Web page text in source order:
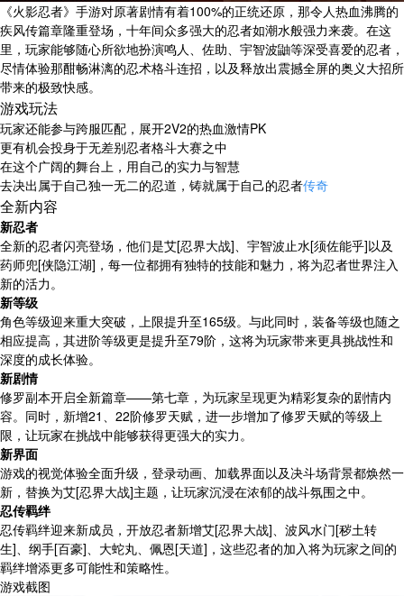
《火影忍者》手游对原著剧情有着100%的正统还原，那令人热血沸腾的
疾风传篇章隆重登场，十年间众多强大的忍者如潮水般强力来袭。在这
里，玩家能够随心所欲地扮演鸣人、佐助、宇智波鼬等深受喜爱的忍者，
尽情体验那酣畅淋漓的忍术格斗连招，以及释放出震撼全屏的奥义大招所
带来的极致快感。
游戏玩法
玩家还能参与跨服匹配，展开2V2的热血激情PK
更有机会投身于无差别忍者格斗大赛之中
在这个广阔的舞台上，用自己的实力与智慧
去决出属于自己独一无二的忍道，铸就属于自己的忍者传奇
全新内容
新忍者
全新的忍者闪亮登场，他们是艾[忍界大战]、宇智波止水[须佐能乎]以及
药师兜[侠隐江湖]，每一位都拥有独特的技能和魅力，将为忍者世界注入
新的活力。
新等级
角色等级迎来重大突破，上限提升至165级。与此同时，装备等级也随之
相应提高，其进阶等级更是提升至79阶，这将为玩家带来更具挑战性和
深度的成长体验。
新剧情
修罗副本开启全新篇章——第七章，为玩家呈现更为精彩复杂的剧情内
容。同时，新增21、22阶修罗天赋，进一步增加了修罗天赋的等级上
限，让玩家在挑战中能够获得更强大的实力。
新界面
游戏的视觉体验全面升级，登录动画、加载界面以及决斗场背景都焕然一
新，替换为艾[忍界大战]主题，让玩家沉浸在浓郁的战斗氛围之中。
忍传羁绊
忍传羁绊迎来新成员，开放忍者新增艾[忍界大战]、波风水门[秽土转
生]、纲手[百豪]、大蛇丸、佩恩[天道]，这些忍者的加入将为玩家之间的
羁绊增添更多可能性和策略性。
游戏截图